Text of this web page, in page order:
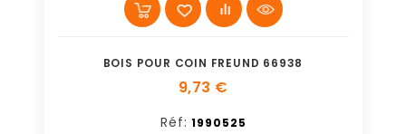
BOIS POUR COIN FREUND 66938
9,73 €
Réf: 1990525